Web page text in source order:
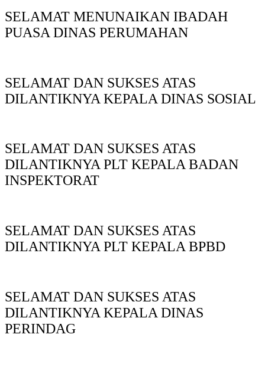
SELAMAT MENUNAIKAN IBADAH
PUASA DINAS PERUMAHAN
SELAMAT DAN SUKSES ATAS
DILANTIKNYA KEPALA DINAS SOSIAL
SELAMAT DAN SUKSES ATAS
DILANTIKNYA PLT KEPALA BADAN
INSPEKTORAT
SELAMAT DAN SUKSES ATAS
DILANTIKNYA PLT KEPALA BPBD
SELAMAT DAN SUKSES ATAS
DILANTIKNYA KEPALA DINAS
PERINDAG